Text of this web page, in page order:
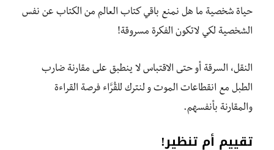
حياة شخصية ما هل نمنع باقي كتاب العالم من الكتاب عن نفس
الشخصية لكي لاتكون الفكرة مسروقة!
النقل، السرقة أو حتى الاقتباس لا ينطبق على مقارنة ضارب
الطبل مع انقطاعات الموت و لنترك للقُرَّاء فرصة القراءة
والمقارنة بأنفسهم.
تقييم أم تنظير!